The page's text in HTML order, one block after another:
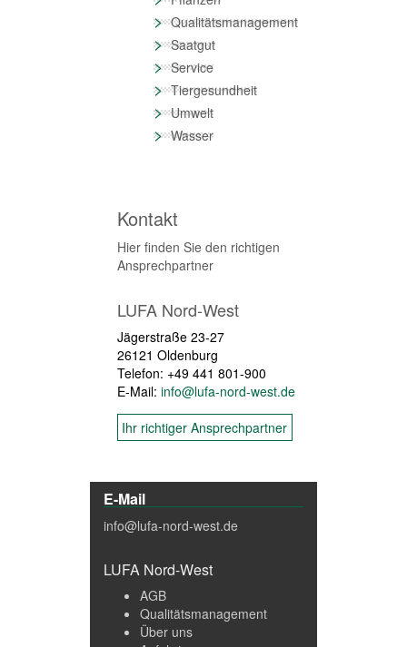
>Qualitätsmanagement
>Saatgut
>Service
>Tiergesundheit
>Umwelt
>Wasser
Kontakt
Hier finden Sie den richtigen
Ansprechpartner
LUFA Nord-West
Jägerstraße 23-27
26121 Oldenburg
Telefon: +49 441 801-900
E-Mail: info@lufa-nord-west.de
Ihr richtiger Ansprechpartner
E-Mail
info@lufa-nord-west.de
LUFA Nord-West
AGB
Qualitätsmanagement
Über uns